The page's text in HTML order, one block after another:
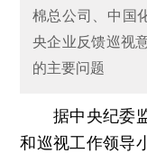
棉总公司、中国
央企业反馈巡视
的主要问题
据中央纪委监
和巡视工作领导